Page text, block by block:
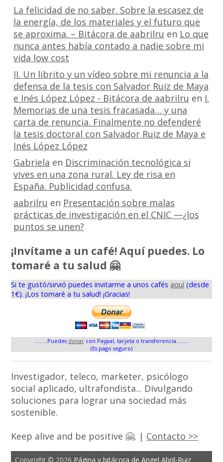
La felicidad de no saber. Sobre la escasez de
la energía, de los materiales y el futuro que
se aproxima. – Bitácora de aabrilru en Lo que
nunca antes había contado a nadie sobre mi
vida low cost
II. Un librito y un vídeo sobre mi renuncia a la
defensa de la tesis con Salvador Ruiz de Maya
e Inés López López - Bitácora de aabrilru en I.
Memorias de una tesis fracasada… y una
carta de renuncia. Finalmente no defenderé
la tesis doctoral con Salvador Ruiz de Maya e
Inés López López
Gabriela en Discriminación tecnológica si
vives en una zona rural. Ley de risa en
España. Publicidad confusa.
aabrilru en Presentación sobre malas
prácticas de investigación en el CNIC —¿los
puntos se unen?
¡Invítame a un café! Aquí puedes. Lo
tomaré a tu salud 🤗
Si te gustó/sirvió puedes invitarme a unos cafés aquí(desde
1€). ¡Los tomaré a tu salud! ¡Gracias!
.........Puedes donarcon Paypal, tarjeta o transferencia.........
(Es pago seguro)
Investigador, teleco, marketer, psicólogo
social aplicado, ultrafondista... Divulgando
soluciones para lograr una sociedad más
sostenible.
Keep alive and be positive 🤗. | Contacto >>
Copyright © 2026 Página y bitácora de Angel Abril-Ruiz